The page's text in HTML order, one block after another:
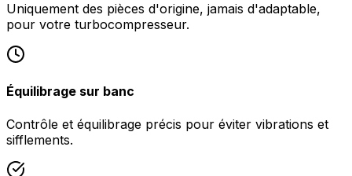
Uniquement des pièces d'origine, jamais d'adaptable,
pour votre turbocompresseur.
Équilibrage sur banc
Contrôle et équilibrage précis pour éviter vibrations et
sifflements.